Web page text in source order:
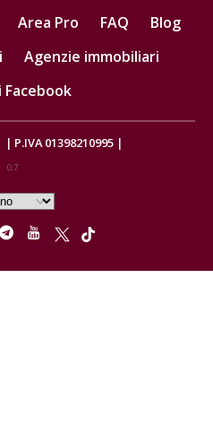
Area Pro FAQ
Blog
Agenzie immobiliari
Facebook
| P.IVA 01398210995 |
0.7